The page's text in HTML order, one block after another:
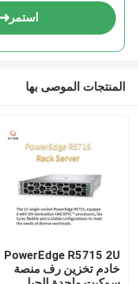
استمر
المنتجات الموصى بها
PowerEdge R5715 2U
خادم تخزين رف منصة